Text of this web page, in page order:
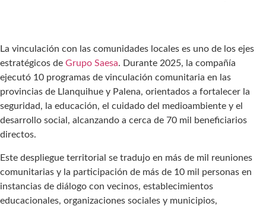
La vinculación con las comunidades locales es uno de los ejes
estratégicos de Grupo Saesa. Durante 2025, la compañía
ejecutó 10 programas de vinculación comunitaria en las
provincias de Llanquihue y Palena, orientados a fortalecer la
seguridad, la educación, el cuidado del medioambiente y el
desarrollo social, alcanzando a cerca de 70 mil beneficiarios
directos.
Este despliegue territorial se tradujo en más de mil reuniones
comunitarias y la participación de más de 10 mil personas en
instancias de diálogo con vecinos, establecimientos
educacionales, organizaciones sociales y municipios,